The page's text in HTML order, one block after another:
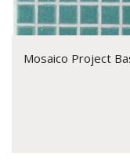
Mosaico Project